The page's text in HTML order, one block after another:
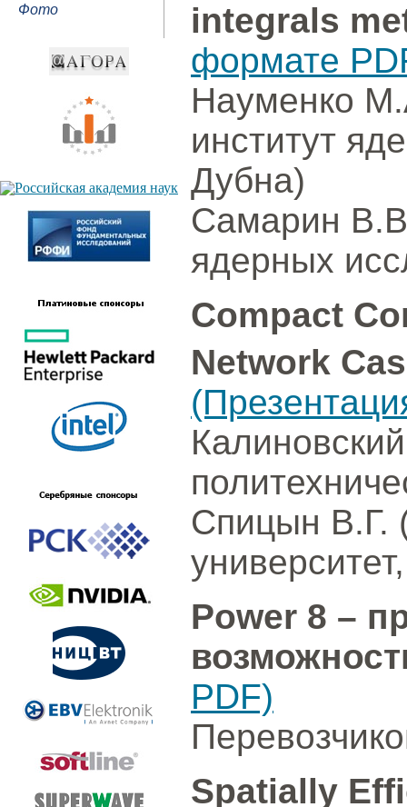
Фото
integrals
формате
Науменко
институт
Дубна)
Самарин
ядерных
Compact
Network
Спицын В.Г.
Power 8 –
PDF)
Spatially